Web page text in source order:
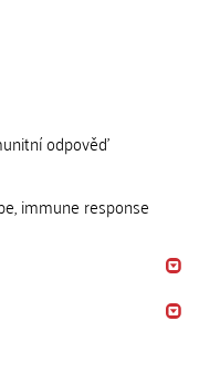
odpověď
immune response